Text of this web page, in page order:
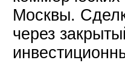
Москвы.
через